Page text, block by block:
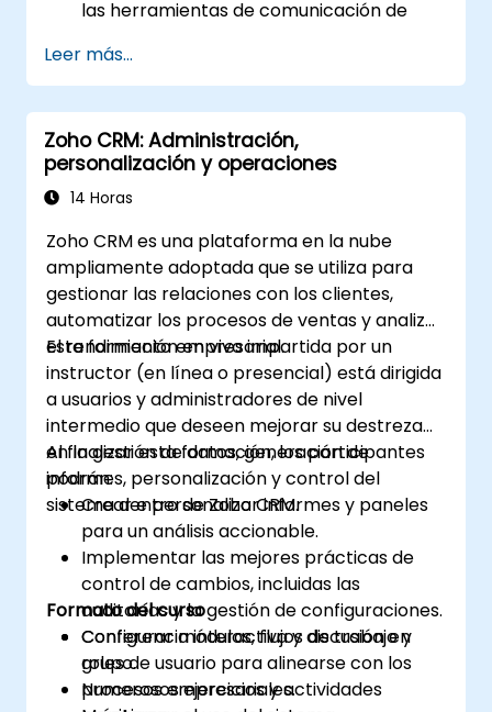
las herramientas de comunicación de
Automatizar procesos y flujos de trabajo
en Zoho.
Leer más...
Zoho CRM: Administración,
personalización y operaciones
14 Horas
Zoho CRM es una plataforma en la nube
ampliamente adoptada que se utiliza para
gestionar las relaciones con los clientes,
automatizar los procesos de ventas y analizar
el rendimiento empresarial.
Esta formación en vivo impartida por un
instructor (en línea o presencial) está dirigida
a usuarios y administradores de nivel
intermedio que deseen mejorar su destreza
en la gestión de datos, generación de
informes, personalización y control del
sistema dentro de Zoho CRM.
Al finalizar esta formación, los participantes
podrán:
Crear e personalizar informes y paneles
para un análisis accionable.
Implementar las mejores prácticas de
control de cambios, incluidas las
auditorías y la gestión de configuraciones.
Configurar módulos, flujos de trabajo y
roles de usuario para alinearse con los
procesos empresariales.
Formato del curso
Conferencia interactiva y discusión en
grupo.
Numerosos ejercicios y actividades